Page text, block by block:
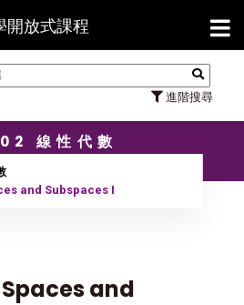
開放式課程
進階搜尋
【
線性代數
and Subspaces I
and